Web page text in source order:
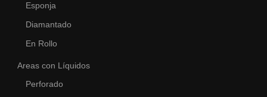
Esponja
Diamantado
En Rollo
Areas con Líquidos
Perforado